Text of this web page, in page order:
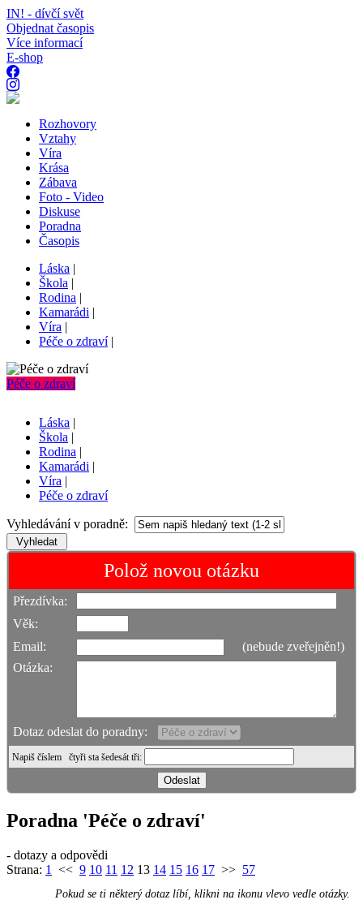
IN! - dívčí svět
Objednat časopis
Více informací
E-shop
Rozhovory
Vztahy
Víra
Krása
Zábava
Foto - Video
Diskuse
Poradna
Časopis
Láska |
Škola |
Rodina |
Kamarádi |
Víra |
Péče o zdraví|
Péče o zdraví
Láska |
Škola |
Rodina |
Kamarádi |
Víra |
Péče o zdraví
Vyhledávání v poradně:
Polož novou otázku
Přezdívka:
Věk:
Email:
(nebude zveřejněn!)
Otázka:
Dotaz odeslat do poradny:
Napiš číslem čtyři sta šedesát tři:
Poradna 'Péče o zdraví'
- dotazy a odpovědi
Strana: 1 << 9 10 11 12 13 14 15 16 17 >> 57
Pokud se ti některý dotaz líbí, klikni na ikonu vlevo vedle otázky.